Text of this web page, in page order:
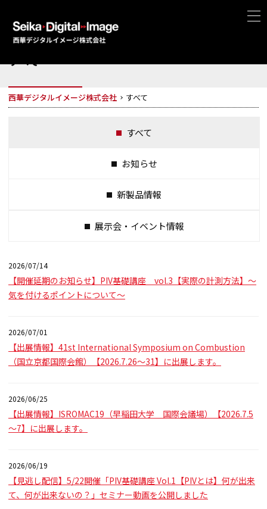
西華デジタルイメージ株式会社 すべて
すべて
すべて
お知らせ
新製品情報
展示会・イベント情報
2026/07/14
【開催延期のお知らせ】PIV基礎講座 vol.3【実際の計測方法】～
気を付けるポイントについて～
2026/07/01
【出展情報】41st International Symposium on Combustion
（国立京都国際会館）【2026.7.26～31】に出展します。
2026/06/25
【出展情報】ISROMAC19（早稲田大学 国際会議場）【2026.7.5
～7】に出展します。
2026/06/19
【見逃し配信】5/22開催「PIV基礎講座 Vol.1【PIVとは】何が出来
て、何が出来ないの？」セミナー動画を公開しました